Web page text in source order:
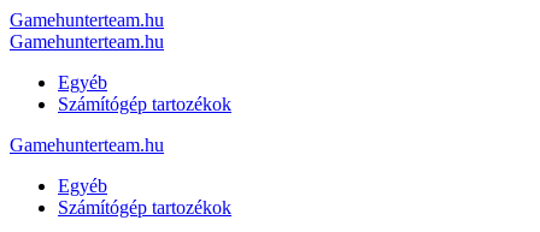
Gamehunterteam.hu
Gamehunterteam.hu
Egyéb
Számítógép tartozékok
Gamehunterteam.hu
Egyéb
Számítógép tartozékok